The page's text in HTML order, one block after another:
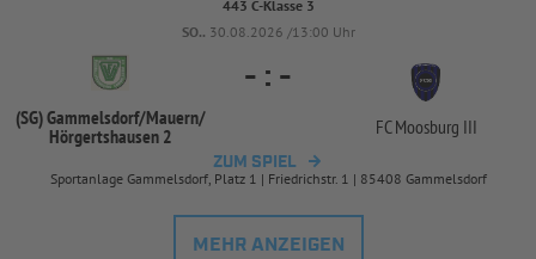
443 C-Klasse 3
SO.. 30.08.2026 /13:00 Uhr
(SG) Gammelsdorf/Mauern/
Hörgertshausen 2
- : -
FC Moosburg III
ZUM SPIEL
Sportanlage Gammelsdorf, Platz 1 | Friedrichstr. 1 | 85408 Gammelsdorf
MEHR ANZEIGEN